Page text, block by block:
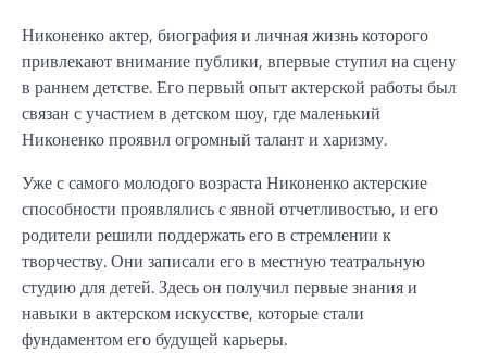
Никоненко актер, биография и личная жизнь которого
привлекают внимание публики, впервые ступил на сцену
в раннем детстве. Его первый опыт актерской работы был
связан с участием в детском шоу, где маленький
Никоненко проявил огромный талант и харизму.
Уже с самого молодого возраста Никоненко актерские
способности проявлялись с явной отчетливостью, и его
родители решили поддержать его в стремлении к
творчеству. Они записали его в местную театральную
студию для детей. Здесь он получил первые знания и
навыки в актерском искусстве, которые стали
фундаментом его будущей карьеры.